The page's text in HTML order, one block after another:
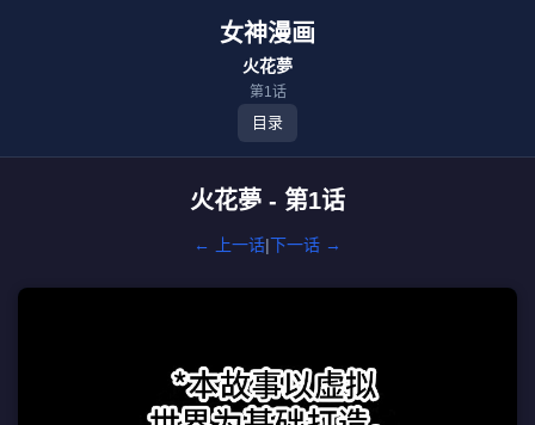
女神漫画
火花夢
第1话
目录
火花夢 - 第1话
← 上一话|下一话 →